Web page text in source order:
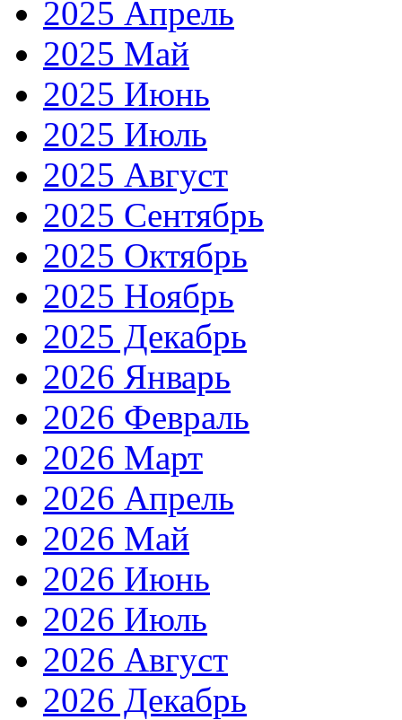
2025 Апрель
2025 Май
2025 Июнь
2025 Июль
2025 Август
2025 Сентябрь
2025 Октябрь
2025 Ноябрь
2025 Декабрь
2026 Январь
2026 Февраль
2026 Март
2026 Апрель
2026 Май
2026 Июнь
2026 Июль
2026 Август
2026 Декабрь